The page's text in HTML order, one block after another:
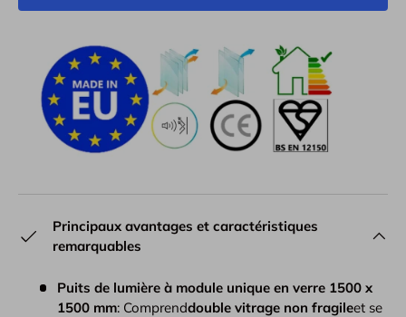
Principaux avantages et caractéristiques
remarquables
Puits de lumière à module unique en verre 1500 x
1500 mm: Comprenddouble vitrage non fragileet se